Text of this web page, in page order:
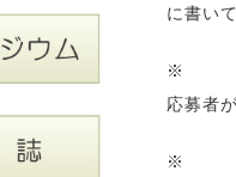
に書い
※
応募者
※